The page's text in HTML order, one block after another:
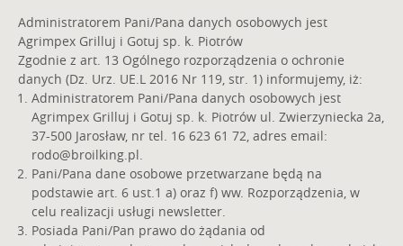
Administratorem Pani/Pana danych osobowych jest
Agrimpex Grilluj i Gotuj sp. k. Piotrów
Zgodnie z art. 13 Ogólnego rozporządzenia o ochronie
danych (Dz. Urz. UE.L 2016 Nr 119, str. 1) informujemy, iż:
Administratorem Pani/Pana danych osobowych jest
Agrimpex Grilluj i Gotuj sp. k. Piotrów ul. Zwierzyniecka 2a,
37-500 Jarosław, nr tel. 16 623 61 72, adres email:
rodo@broilking.pl
Pani/Pana dane osobowe przetwarzane będą na
podstawie art. 6 ust.1 a) oraz f) ww. Rozporządzenia, w
celu realizacji usługi newsletter.
Posiada Pani/Pan prawo do żądania od